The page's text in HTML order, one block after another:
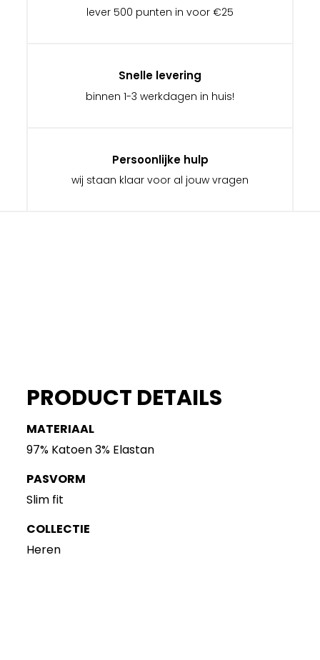
lever 500 punten in voor €25
Snelle levering
binnen 1-3 werkdagen in huis!
Persoonlijke hulp
wij staan klaar voor al jouw vragen
PRODUCT DETAILS
MATERIAAL
97% Katoen 3% Elastan
PASVORM
Slim fit
COLLECTIE
Heren